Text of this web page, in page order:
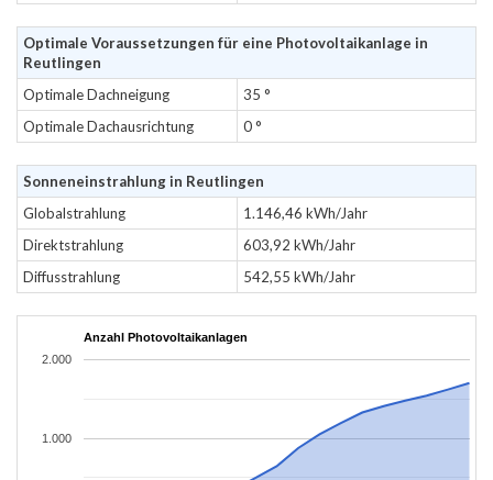
Optimale Voraussetzungen für eine Photovoltaikanlage in
Reutlingen
Optimale Dachneigung
35 °
Optimale Dachausrichtung
0 °
Sonneneinstrahlung in Reutlingen
Globalstrahlung
1.146,46 kWh/Jahr
Direktstrahlung
603,92 kWh/Jahr
Diffusstrahlung
542,55 kWh/Jahr
Anzahl Photovoltaikanlagen
1.000
2.000